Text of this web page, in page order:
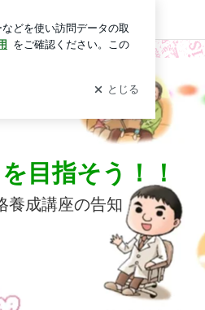
そう！！
新規登録 ログイン
目指そう！！
養成講座の告知